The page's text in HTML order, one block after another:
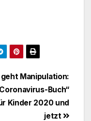
geht Manipulation:
Buch“
Kinder 2020 und
jetzt